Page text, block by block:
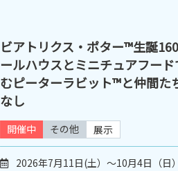
ビアトリクス・ポター™生誕
ールハウスとミニチュアフード
むピーターラビット™と仲間た
なし
開催中 その他 展示
2026年7月11日(土）～10月4日（日）